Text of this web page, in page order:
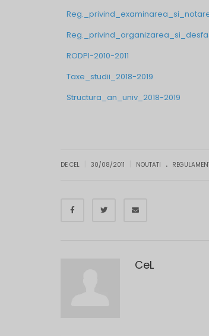
RODPI-2010-2011
Taxe_studii_2018-2019
Structura_an_univ_2018-2019
DE CEL 30/08/2011 NOUTATI .
CeL